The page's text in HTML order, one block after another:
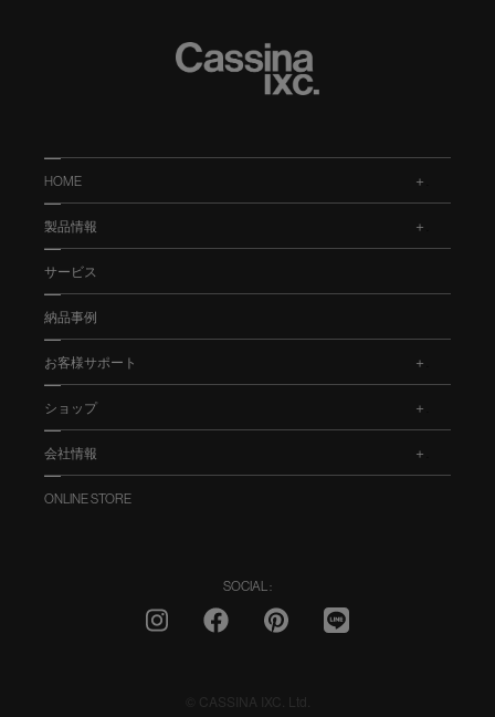
HOME
製品情報
サービス
納品事例
お客様サポート
ショップ
会社情報
ONLINE STORE
SOCIAL :
© CASSINA IXC. Ltd.